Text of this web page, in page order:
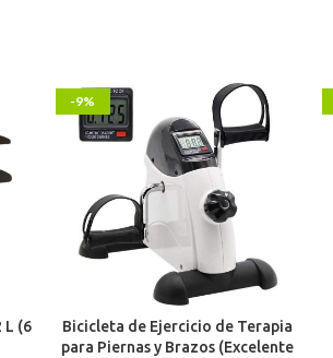
L (6
-9%
Bicicleta de Ejercicio de Terapia
para Piernas y Brazos (Excelente